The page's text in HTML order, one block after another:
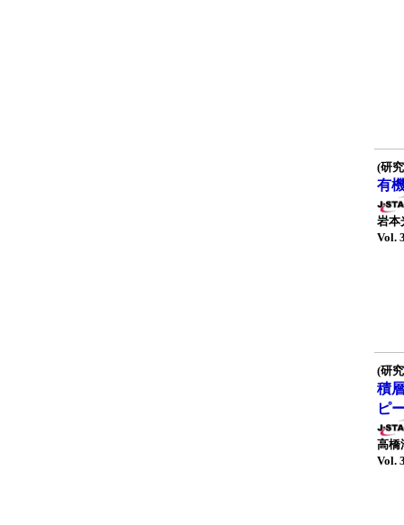
(研
有
岩本
Vol.
(研
積
ピ
高橋
Vol.